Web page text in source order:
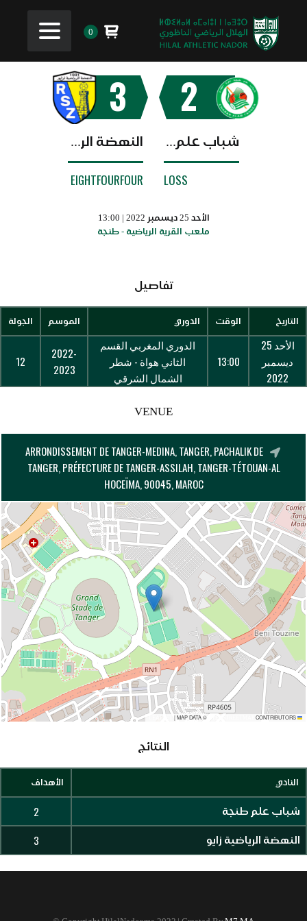
0
2
شباب علم طنجة
LOSS
3
النهضة الرياضية زايو
EIGHTFOURFOUR
الأحد 25 ديسمبر 2022 | 13:00
ملعب القرية الرياضية - طنجة
تفاصيل
التاريخ الوقت الدوري الموسم الجولة
الأحد 25
ديسمبر
2022
13:00
الدوري المغربي القسم
الثاني هواة - شطر
الشمال الشرقي
2022-
2023
12
VENUE
ARRONDISSEMENT DE TANGER-MEDINA, TANGER, PACHALIK DE
TANGER, PRÉFECTURE DE TANGER-ASSILAH, TANGER-TÉTOUAN-AL
HOCEÏMA, 90045, MAROC
LEAFLET
|MAP DATA © CONTRIBUTORS
النتائج
النادي الأهداف
شباب علم طنجة 2
النهضة الرياضية زايو 3